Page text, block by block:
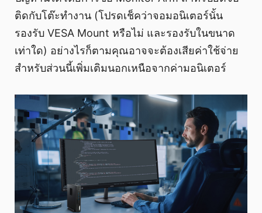
ติดกับโต๊ะทำงาน (โปรดเช็คว่าจอมอนิเตอร์นั้น
รองรับ VESA Mount หรือไม่ และรองรับในขนาด
เท่าใด) อย่างไรก็ตามคุณอาจจะต้องเสียค่าใช้จ่าย
สำหรับส่วนนี้เพิ่มเติมนอกเหนือจากค่ามอนิเตอร์